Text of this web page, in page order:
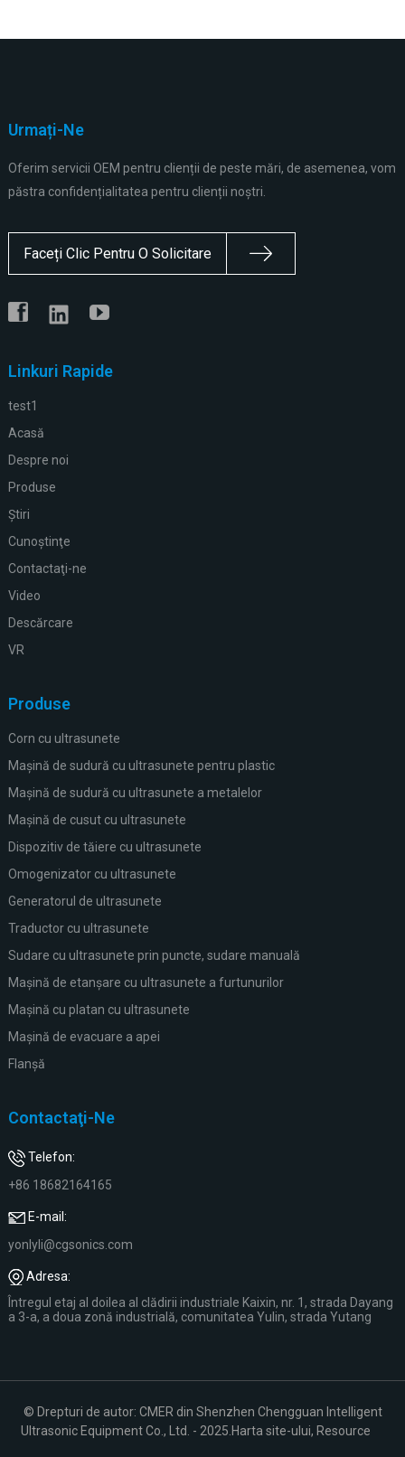
Urmați-Ne
Oferim servicii OEM pentru clienții de peste mări, de asemenea, vom
păstra confidențialitatea pentru clienții noștri.
Faceți Clic Pentru O Solicitare
Linkuri Rapide
test1
Acasă
Despre noi
Produse
Ştiri
Cunoştinţe
Contactaţi-ne
Video
Descărcare
VR
Produse
Corn cu ultrasunete
Mașină de sudură cu ultrasunete pentru plastic
Mașină de sudură cu ultrasunete a metalelor
Mașină de cusut cu ultrasunete
Dispozitiv de tăiere cu ultrasunete
Omogenizator cu ultrasunete
Generatorul de ultrasunete
Traductor cu ultrasunete
Sudare cu ultrasunete prin puncte, sudare manuală
Mașină de etanșare cu ultrasunete a furtunurilor
Mașină cu platan cu ultrasunete
Mașină de evacuare a apei
Flanşă
Contactaţi-Ne
Telefon:
+86 18682164165
E-mail:
yonlyli@cgsonics.com
Adresa:
Întregul etaj al doilea al clădirii industriale Kaixin, nr. 1, strada Dayang
a 3-a, a doua zonă industrială, comunitatea Yulin, strada Yutang
© Drepturi de autor: CMER din Shenzhen Chengguan Intelligent
Ultrasonic Equipment Co., Ltd. - 2025. Harta site-ului, Resource